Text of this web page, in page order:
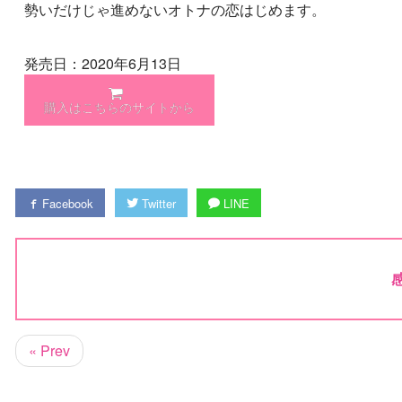
勢いだけじゃ進めないオトナの恋はじめます。
発売日：2020年6月13日
購入はこちらのサイトから
Facebook Twitter LINE
« Prev